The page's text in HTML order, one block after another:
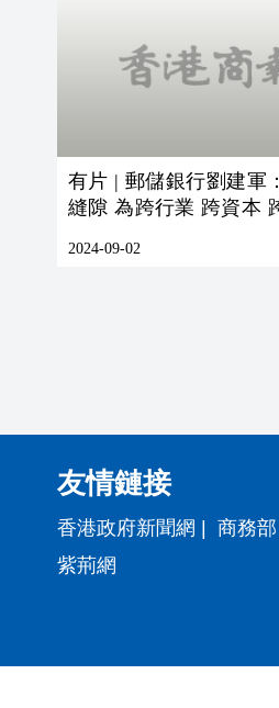
有片 | 郵儲銀行劉建軍
縫隙 為跨行業 跨資本
2024-09-02
友情鏈接
香港政府新聞網 商務部
紫荊網